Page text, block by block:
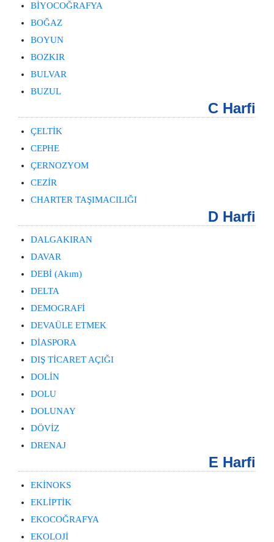
BİYOCOĞRAFYA
BOĞAZ
BOYUN
BOZKIR
BULVAR
BUZUL
C Harfi
ÇELTİK
CEPHE
ÇERNOZYOM
CEZİR
CHARTER TAŞIMACILIĞI
D Harfi
DALGAKIRAN
DAVAR
DEBİ (Akım)
DELTA
DEMOGRAFİ
DEVAÜLE ETMEK
DİASPORA
DIŞ TİCARET AÇIĞI
DOLİN
DOLU
DOLUNAY
DÖVİZ
DRENAJ
E Harfi
EKİNOKS
EKLİPTİK
EKOCOĞRAFYA
EKOLOJİ